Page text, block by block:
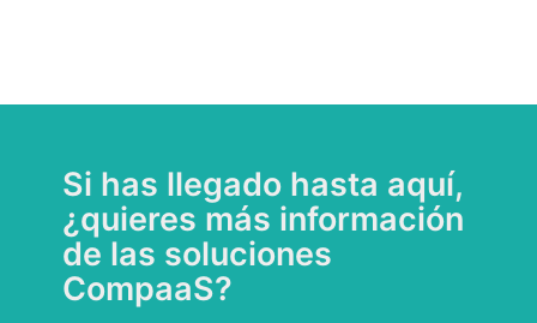
Si has llegado hasta aquí,
¿quieres más información
de las soluciones
CompaaS?